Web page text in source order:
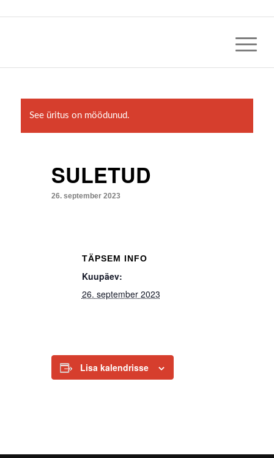
See üritus on möödunud.
SULETUD
26. september 2023
TÄPSEM INFO
Kuupäev:
26. september 2023
Lisa kalendrisse